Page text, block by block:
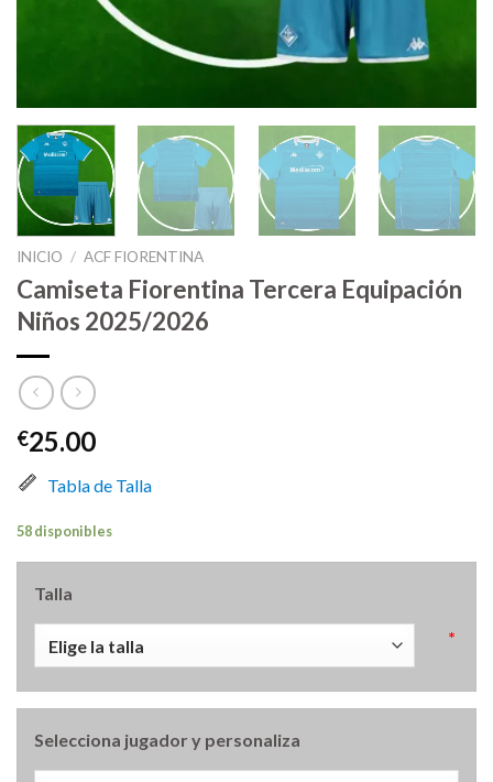
INICIO / ACF FIORENTINA
Camiseta Fiorentina Tercera Equipación
Niños 2025/2026
€25.00
Tabla de Talla
58 disponibles
Talla
*
Selecciona jugador y personaliza